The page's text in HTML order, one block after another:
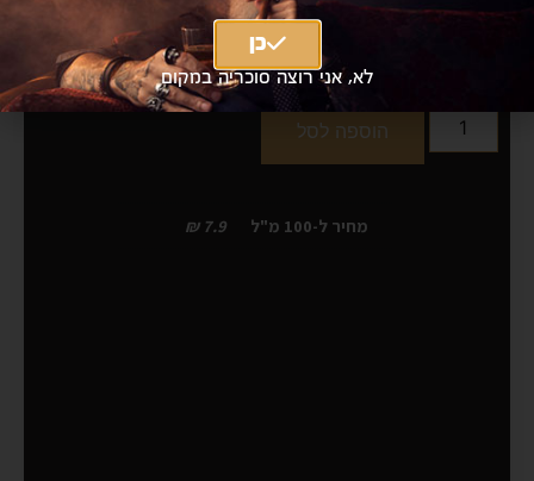
וודקה פינלנדיה 1 ליטר
Finlandia 1L
|
₪79מחיר אילת
הוספה לסל
מחיר ל-100 מ"ל 7.9 ₪
כן
לא, אני רוצה סוכריה במקום